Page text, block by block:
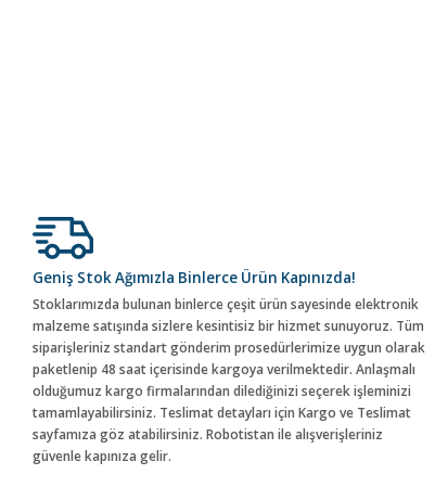
Geniş Stok Ağımızla Binlerce Ürün Kapınızda!
Stoklarımızda bulunan binlerce çeşit ürün sayesinde elektronik
malzeme satışında sizlere kesintisiz bir hizmet sunuyoruz. Tüm
siparişleriniz standart gönderim prosedürlerimize uygun olarak
paketlenip 48 saat içerisinde kargoya verilmektedir. Anlaşmalı
olduğumuz kargo firmalarından dilediğinizi seçerek işleminizi
tamamlayabilirsiniz. Teslimat detayları için Kargo ve Teslimat
sayfamıza göz atabilirsiniz. Robotistan ile alışverişleriniz
güvenle kapınıza gelir.